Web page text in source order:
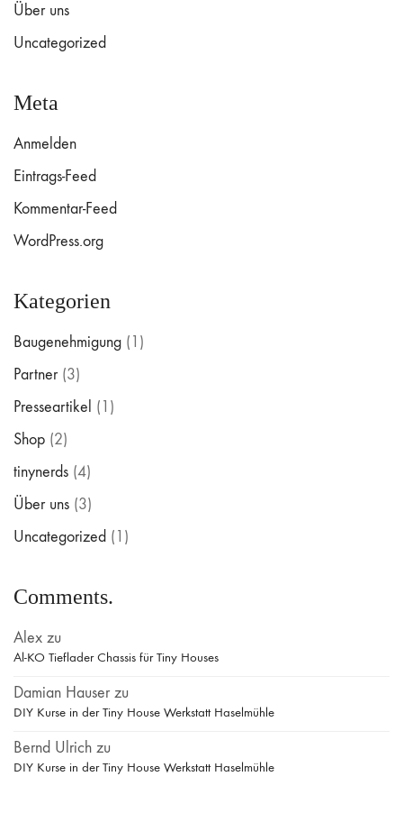
Über uns
Uncategorized
Meta
Anmelden
Eintrags-Feed
Kommentar-Feed
WordPress.org
Kategorien
Baugenehmigung (1)
Partner(3)
Presseartikel (1)
Shop (2)
tinynerds (4)
Über uns (3)
Uncategorized (1)
Comments.
Alex zu
Al-KO Tieflader Chassis für Tiny Houses
Damian Hauser zu
DIY Kurse in der Tiny House Werkstatt Haselmühle
Bernd Ulrich zu
DIY Kurse in der Tiny House Werkstatt Haselmühle